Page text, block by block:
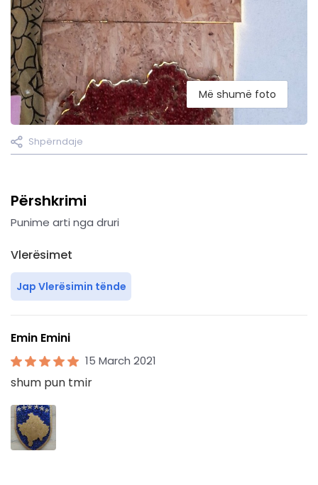
Më shumë foto
Shpërndaje
Përshkrimi
Punime arti nga druri
Vlerësimet
Jap Vlerësimin tënde
Emin Emini
15 March 2021
shum pun tmir